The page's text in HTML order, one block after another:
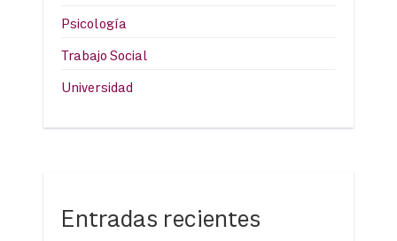
Psicología
Trabajo Social
Universidad
Entradas recientes